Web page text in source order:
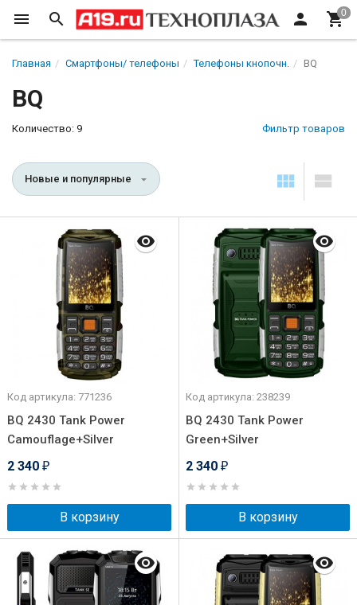
Главная Смартфоны/ телефоны Телефоны кнопочн. BQ
BQ
Количество: 9 Фильтр товаров
Новые и популярные
Код артикула: 771236
BQ 2430 Tank Power
Camouflage+Silver
2 340 ₽
В корзину
Код артикула: 238239
BQ 2430 Tank Power
Green+Silver
2 340 ₽
В корзину